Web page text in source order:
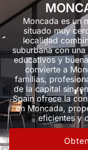
Moncada es un
situado muy
localidad
suburbana con
educativos y
convierte a
familias,
de la capital sin
Spain ofrece la
en Moncada,
eficientes y